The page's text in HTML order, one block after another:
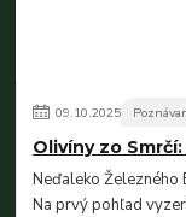
09.10.2025
Olivíny zo
Neďaleko Železného
Na prvý pohľad